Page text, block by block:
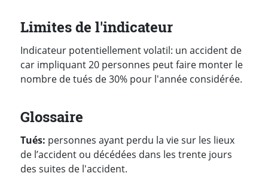
Limites de l'indicateur
Indicateur potentiellement volatil: un accident de
car impliquant 20 personnes peut faire monter le
nombre de tués de 30% pour l'année considérée.
Glossaire
Tués: personnes ayant perdu la vie sur les lieux
de l’accident ou décédées dans les trente jours
des suites de l'accident.